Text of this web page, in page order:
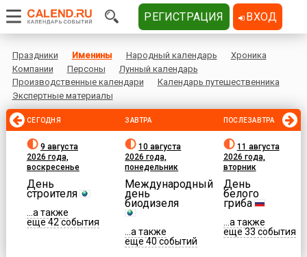
Праздники Именины Народный календарь
Хроника
Компании
Персоны
Лунный календарь
Производственные календари
Календарь путешественника
Экспертные материалы
СЕГОДНЯ
9 августа
2026 года,
воскресенье
День
строителя
...а также
еще 42 события
ЗАВТРА
10 августа
2026 года,
понедельник
Международный
день
биодизеля
...а также
еще 40 событий
ПОСЛЕЗАВТРА
11 августа
2026 года,
вторник
День
белого
гриба
...а также
еще 33 события
РЕГИСТРАЦИЯ ВХОД